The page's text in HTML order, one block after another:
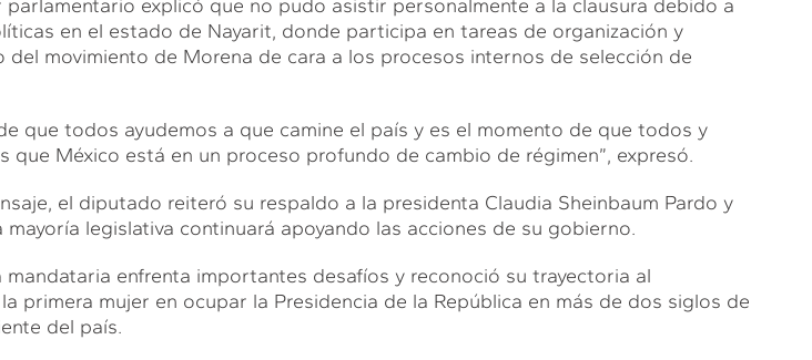
parlamentario explicó que no pudo asistir personalmente a la clausura debido a
en el estado de Nayarit, donde participa en tareas de organización y
del movimiento de Morena de cara a los procesos internos de selección de
que todos ayudemos a que camine el país y es el momento de que todos y
que México está en un proceso profundo de cambio de régimen”, expresó.
el diputado reiteró su respaldo a la presidenta Claudia Sheinbaum Pardo y
mayoría legislativa continuará apoyando las acciones de su gobierno.
mandataria enfrenta importantes desafíos y reconoció su trayectoria al
primera mujer en ocupar la Presidencia de la República en más de dos siglos de
del país.